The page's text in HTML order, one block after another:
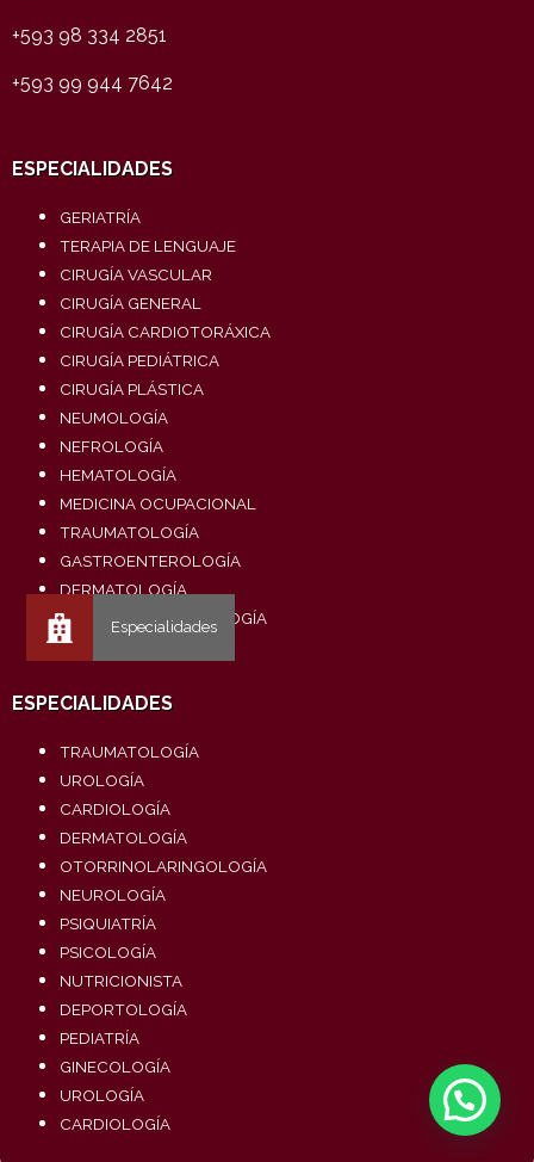
+593 98 334 2851
+593 99 944 7642
ESPECIALIDADES
GERIATRÍA
TERAPIA DE LENGUAJE
CIRUGÍA VASCULAR
CIRUGÍA GENERAL
CIRUGÍA CARDIOTORÁXICA
CIRUGÍA PEDIÁTRICA
CIRUGÍA PLÁSTICA
NEUMOLOGÍA
NEFROLOGÍA
HEMATOLOGÍA
MEDICINA OCUPACIONAL
TRAUMATOLOGÍA
GASTROENTEROLOGÍA
DERMATOLOGÍA
OTORRINOLARINGOLOGÍA
ESPECIALIDADES
TRAUMATOLOGÍA
UROLOGÍA
CARDIOLOGÍA
DERMATOLOGÍA
OTORRINOLARINGOLOGÍA
NEUROLOGÍA
PSIQUIATRÍA
PSICOLOGÍA
NUTRICIONISTA
DEPORTOLOGÍA
PEDIATRÍA
GINECOLOGÍA
UROLOGÍA
CARDIOLOGÍA